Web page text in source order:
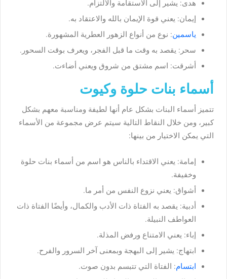
هدى: يشير إلى الاستقامة والالتزام.
إيمان: يعني قوة الإيمان بالله والاعتقاد به.
ياسمين: نوع من أنواع الزهور العطرية المشهورة.
سحر: يقصد به وقت ما قبل الفجر، ويعرف بوقت السحور.
أشرقت: اسم مشتق من شروق ويعني أضاءت.
أسماء بنات حلوة وكيوت
تتميز أسماء البنات بشكل عام أنها لطيفة ومناسبة معهم بشكل
كبير، ومن خلال النقاط التالية سيتم عرض مجموعة من الأسماء
التي يمكن الاختيار من بينها:
إمامة: يعني الاقتداء بالناس هو اسم من أسماء بنات حلوة
وخفيفة.
أشواق: يعني نزوع النفس من أمر ما.
أدبية: يقصد به الفتاة ذات الأدب والكمال، وأيضًا الفتاة ذات
العواطف النبيلة.
إباء: يعني الامتناع ورفض المذلة.
ابتهاج: يشير إلى البهجة وبمعنى آخر السرور والفرح.
ابتسام: الفتاة التي تتبسم بدون صوت.